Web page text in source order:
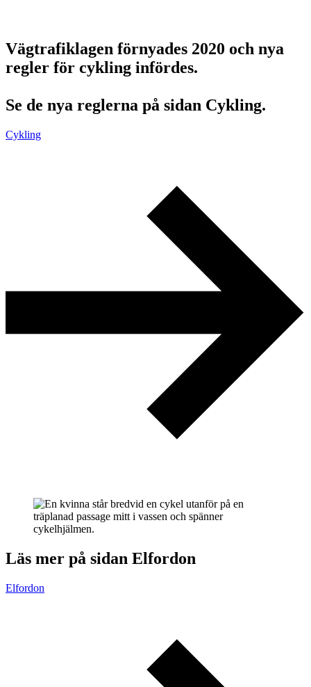
Vägtrafiklagen förnyades 2020 och nya
regler för cykling infördes.
Se de nya reglerna på sidan Cykling.
Cykling
Läs mer på sidan Elfordon
Elfordon